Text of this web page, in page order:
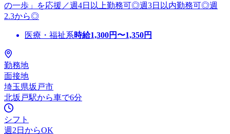
の一歩」を応援／週4日以上勤務可◎週3日以内勤務可◎週
2.3から◎
医療・福祉系時給1,300円〜1,350円
勤務地
面接地
埼玉県坂戸市
北坂戸駅から車で6分
シフト
週2日からOK